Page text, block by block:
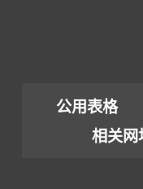
公用表格
相关网